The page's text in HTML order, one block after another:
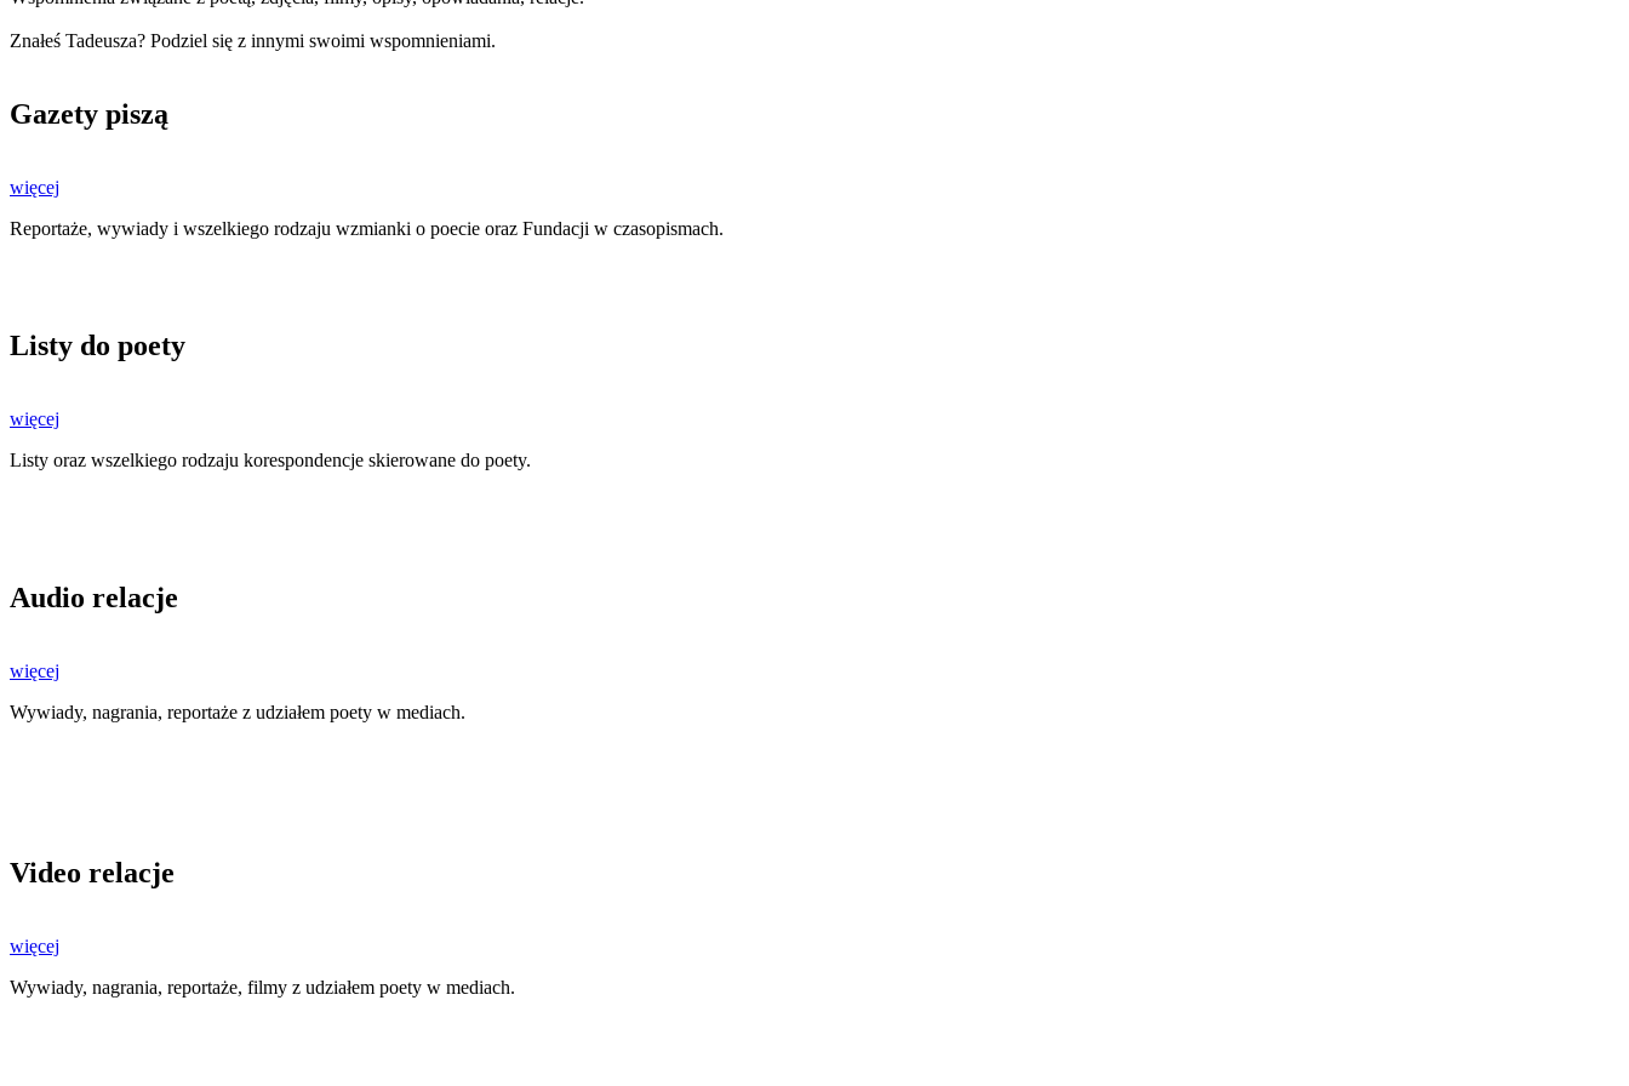
Znałeś Tadeusza? Podziel się z innymi swoimi wspomnieniami.
Gazety piszą
więcej
Reportaże, wywiady i wszelkiego rodzaju wzmianki o poecie oraz Fundacji w czasopismach.
Listy do poety
więcej
Listy oraz wszelkiego rodzaju korespondencje skierowane do poety.
Audio relacje
więcej
Wywiady, nagrania, reportaże z udziałem poety w mediach.
Video relacje
więcej
Wywiady, nagrania, reportaże, filmy z udziałem poety w mediach.